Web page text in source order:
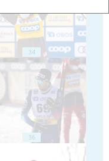
34
36